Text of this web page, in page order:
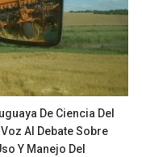
De Ciencia Del
Al Debate Sobre
Y Manejo Del